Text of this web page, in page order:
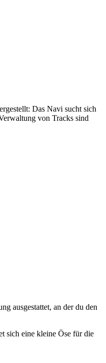
Das Navi sucht sich
von Tracks sind
ausgestattet, an der du den
sich eine kleine Öse für die